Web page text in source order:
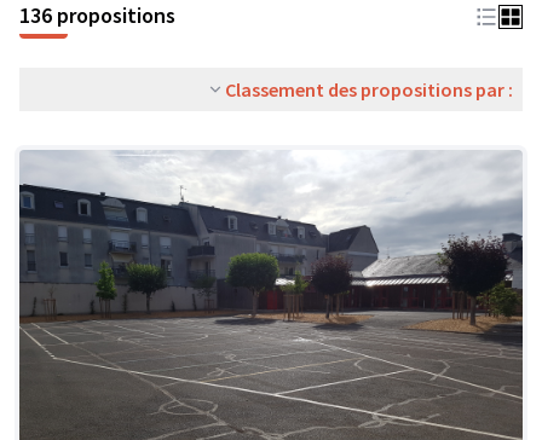
136 propositions
Classement des propositions par :